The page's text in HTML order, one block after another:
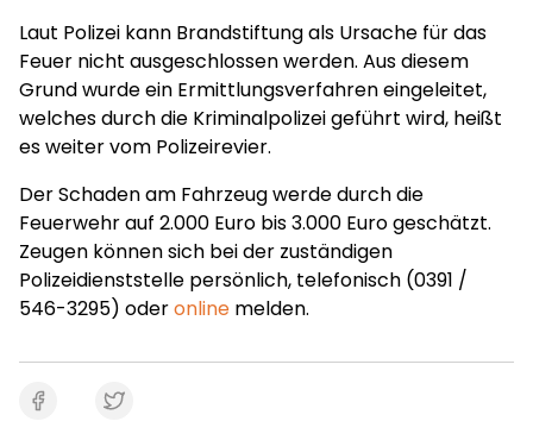
Laut Polizei kann Brandstiftung als Ursache für das
Feuer nicht ausgeschlossen werden. Aus diesem
Grund wurde ein Ermittlungsverfahren eingeleitet,
welches durch die Kriminalpolizei geführt wird, heißt
es weiter vom Polizeirevier.
Der Schaden am Fahrzeug werde durch die
Feuerwehr auf 2.000 Euro bis 3.000 Euro geschätzt.
Zeugen können sich bei der zuständigen
Polizeidienststelle persönlich, telefonisch (0391 /
546-3295) oderonline melden.